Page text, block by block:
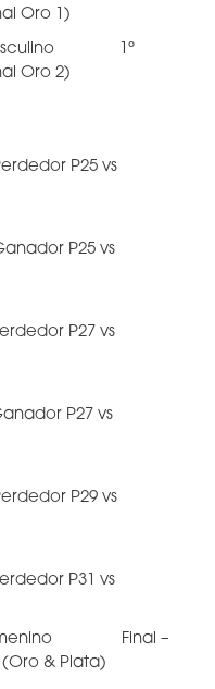
Oro 1)
1º
Oro 2)
P25 vs
P25 vs
P27 vs
P27 vs
P29 vs
P31 vs
Final –
& Plata)